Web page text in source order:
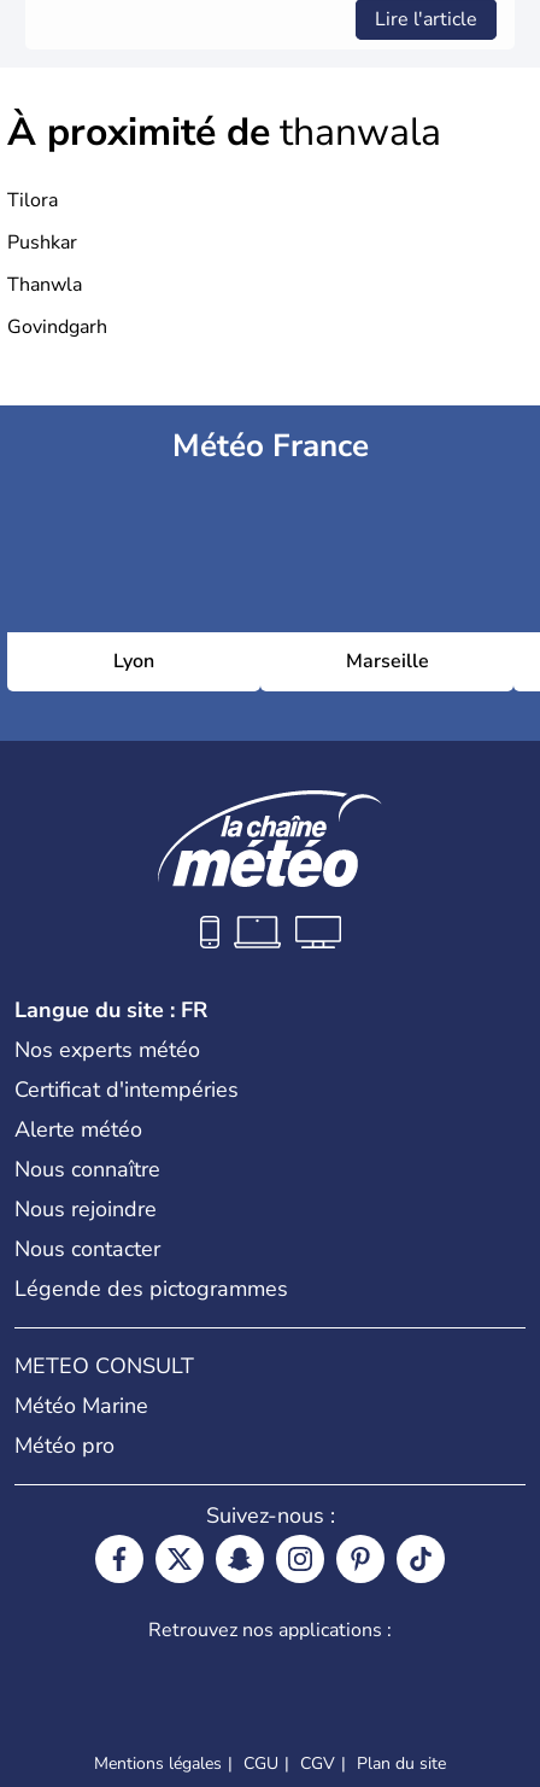
Lire l'article
À proximité dethanwala
Tilora
Pushkar
Thanwla
Govindgarh
Météo France
Lyon Marseille
Langue du site : FR
Nos experts météo
Certificat d'intempéries
Alerte météo
Nous connaître
Nous rejoindre
Nous contacter
Légende des pictogrammes
METEO CONSULT
Météo Marine
Météo pro
Suivez-nous :
Retrouvez nos applications :
Mentions légales CGU CGV Plan du site